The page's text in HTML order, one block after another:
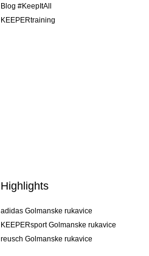
Blog #KeepItAll
KEEPERtraining
Highlights
adidas Golmanske rukavice
KEEPERsport Golmanske rukavice
reusch Golmanske rukavice